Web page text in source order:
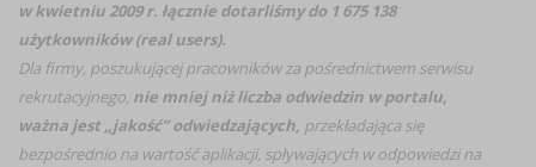
w kwietniu 2009 r. łącznie dotarliśmy do 1 675 138
użytkowników (real users).
Dla firmy, poszukującej pracowników za pośrednictwem serwisu
rekrutacyjnego, nie mniej niż liczba odwiedzin w portalu,
ważna jest „jakość” odwiedzających, przekładająca się
bezpośrednio na wartość aplikacji, spływających w odpowiedzi na